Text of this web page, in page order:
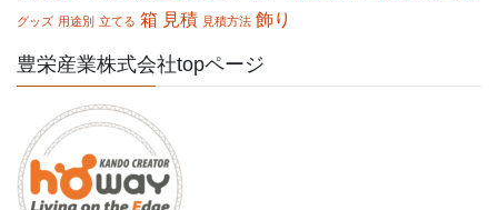
グッズ 用途別 立てる 箱 見積 見積方法 飾り
豊栄産業株式会社topページ